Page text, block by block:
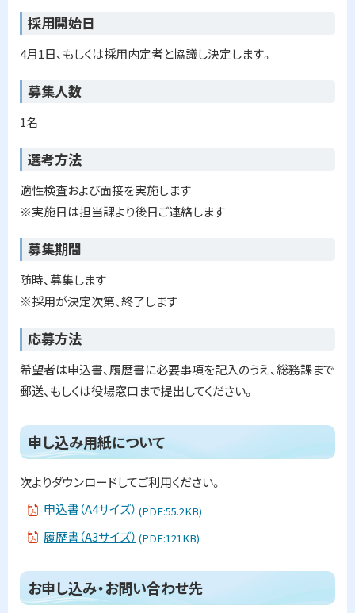
採用開始日
4月1日、もしくは採用内定者と協議し決定します。
募集人数
1名
選考方法
適性検査および面接を実施します
※実施日は担当課より後日ご連絡します
募集期間
随時、募集します
※採用が決定次第、終了します
応募方法
希望者は申込書、履歴書に必要事項を記入のうえ、総務課まで
郵送、もしくは役場窓口まで提出してください。
ト
ッ
プ
に
戻
る
申し込み用紙について
次よりダウンロードしてご利用ください。
申込書（A4サイズ） (PDF:55.2KB)
履歴書（A3サイズ） (PDF:121KB)
ト
ッ
お申し込み・お問い合わせ先